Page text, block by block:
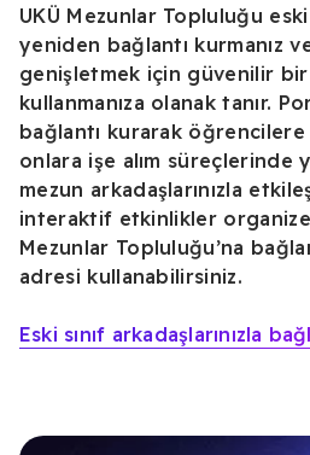
UKÜ Mezunlar Topluluğu eski
yeniden bağlantı kurmanız
genişletmek için güvenilir
kullanmanıza olanak tanır.
bağlantı kurarak
onlara işe alım süreçlerinde
mezun arkadaşlarınızla
interaktif etkinlikler
Mezunlar Topluluğu’na
adresi kullanabilirsiniz.
Eski sınıf arkadaşlarınızla